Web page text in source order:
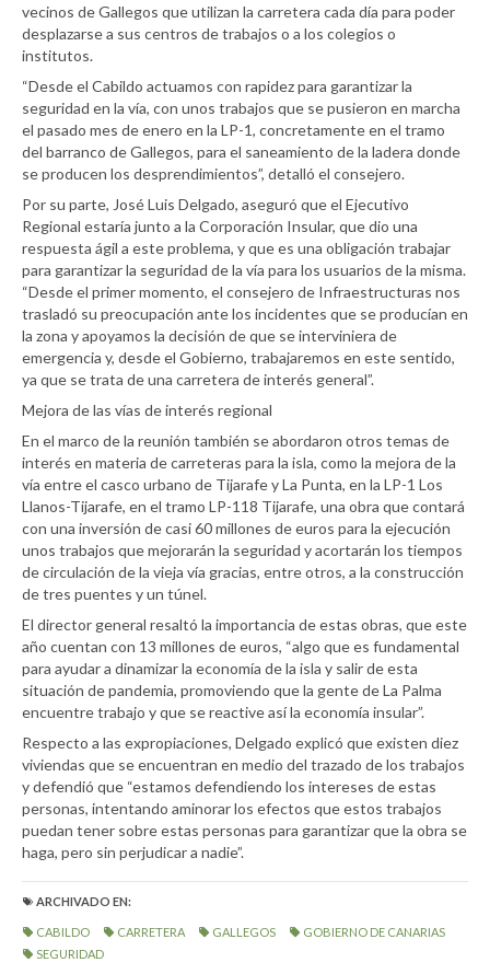
vecinos de Gallegos que utilizan la carretera cada día para poder
desplazarse a sus centros de trabajos o a los colegios o
institutos.
“Desde el Cabildo actuamos con rapidez para garantizar la
seguridad en la vía, con unos trabajos que se pusieron en marcha
el pasado mes de enero en la LP-1, concretamente en el tramo
del barranco de Gallegos, para el saneamiento de la ladera donde
se producen los desprendimientos”, detalló el consejero.
Por su parte, José Luis Delgado, aseguró que el Ejecutivo
Regional estaría junto a la Corporación Insular, que dio una
respuesta ágil a este problema, y que es una obligación trabajar
para garantizar la seguridad de la vía para los usuarios de la misma.
“Desde el primer momento, el consejero de Infraestructuras nos
trasladó su preocupación ante los incidentes que se producían en
la zona y apoyamos la decisión de que se interviniera de
emergencia y, desde el Gobierno, trabajaremos en este sentido,
ya que se trata de una carretera de interés general”.
Mejora de las vías de interés regional
En el marco de la reunión también se abordaron otros temas de
interés en materia de carreteras para la isla, como la mejora de la
vía entre el casco urbano de Tijarafe y La Punta, en la LP-1 Los
Llanos-Tijarafe, en el tramo LP-118 Tijarafe, una obra que contará
con una inversión de casi 60 millones de euros para la ejecución
unos trabajos que mejorarán la seguridad y acortarán los tiempos
de circulación de la vieja vía gracias, entre otros, a la construcción
de tres puentes y un túnel.
El director general resaltó la importancia de estas obras, que este
año cuentan con 13 millones de euros, “algo que es fundamental
para ayudar a dinamizar la economía de la isla y salir de esta
situación de pandemia, promoviendo que la gente de La Palma
encuentre trabajo y que se reactive así la economía insular”.
Respecto a las expropiaciones, Delgado explicó que existen diez
viviendas que se encuentran en medio del trazado de los trabajos
y defendió que “estamos defendiendo los intereses de estas
personas, intentando aminorar los efectos que estos trabajos
puedan tener sobre estas personas para garantizar que la obra se
haga, pero sin perjudicar a nadie”.
ARCHIVADO EN:
CABILDO CARRETERA GALLEGOS
GOBIERNO DE CANARIAS
SEGURIDAD